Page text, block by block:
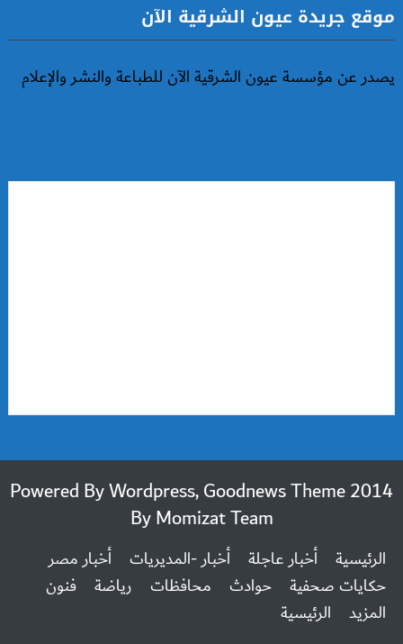
موقع جريدة عيون الشرقية الآن
يصدر عن مؤسسة عيون الشرقية الآن للطباعة والنشر والإعلام
2014 Powered By Wordpress, Goodnews Theme
ByMomizat Team
الرئيسية أخبار عاجلة أخبار -المديريات
أخبار مصر
حكايات صحفية
حوادث محافظات رياضة
فنون
المزيد
الرئيسية